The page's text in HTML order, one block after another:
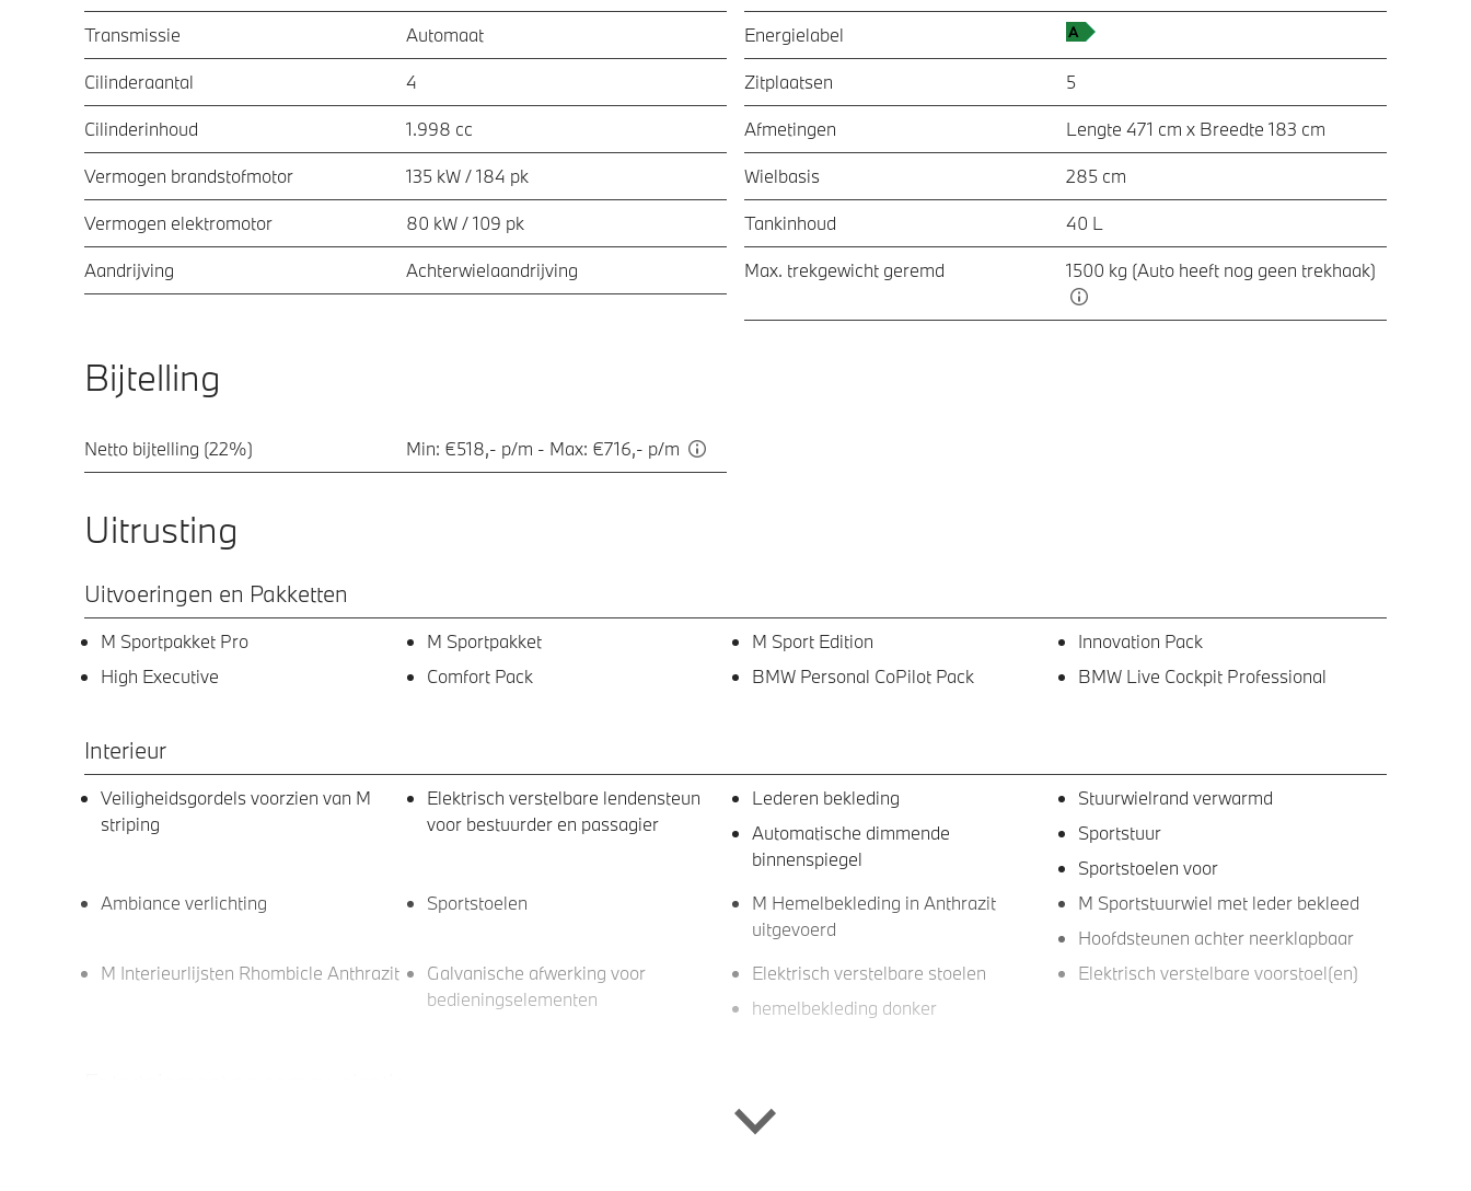
Transmissie Automaat
Cilinderaantal 4
Cilinderinhoud 1.998 cc
Vermogen brandstofmotor 135 kW / 184 pk
Vermogen elektromotor 80 kW / 109 pk
Aandrijving Achterwielaandrijving
Energielabel
Zitplaatsen 5
Afmetingen Lengte 471 cm x Breedte 183 cm
Wielbasis 285 cm
Tankinhoud 40 L
Max. trekgewicht geremd 1500 kg (Auto heeft nog geen trekhaak)
Bijtelling
Netto bijtelling (22%) Min: €518,- p/m - Max: €716,- p/m
Uitrusting
Uitvoeringen en Pakketten
M Sportpakket Pro M Sportpakket M Sport Edition
Innovation Pack
High Executive
Comfort Pack BMW Personal CoPilot Pack BMW Live Cockpit Professional
Interieur
Veiligheidsgordels voorzien van M
striping
Elektrisch verstelbare lendensteun
voor bestuurder en passagier
Lederen bekleding
Stuurwielrand verwarmd
Automatische dimmende
binnenspiegel
Sportstuur
Sportstoelen voor
Ambiance verlichting
Sportstoelen
M Hemelbekleding in Anthrazit
uitgevoerd
M Sportstuurwiel met leder bekleed
Hoofdsteunen achter neerklapbaar
M Interieurlijsten Rhombicle Anthrazit
Galvanische afwerking voor
bedieningselementen
Elektrisch verstelbare stoelen
Elektrisch verstelbare voorstoel(en)
hemelbekleding donker
Curved Display